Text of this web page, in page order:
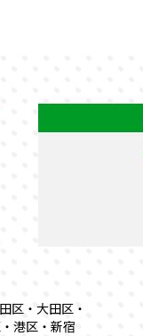
区・大田区・
港区・新宿